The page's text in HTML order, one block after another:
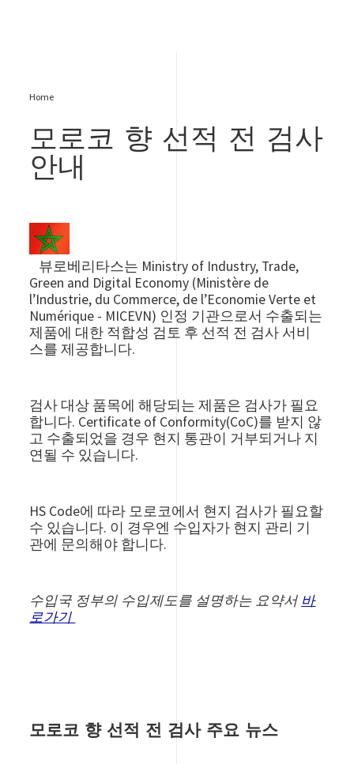
Home
모로코 향 선적 전 검사
안내
Image
뷰로베리타스는 Ministry of Industry, Trade,
Green and Digital Economy (Ministère de
l’Industrie, du Commerce, de l’Economie Verte et
Numérique - MICEVN) 인정 기관으로서 수출되는
제품에 대한 적합성 검토 후 선적 전 검사 서비
스를 제공합니다.
검사 대상 품목에 해당되는 제품은 검사가 필요
합니다. Certificate of Conformity(CoC)를 받지 않
고 수출되었을 경우 현지 통관이 거부되거나 지
연될 수 있습니다.
HS Code에 따라 모로코에서 현지 검사가 필요할
수 있습니다. 이 경우엔 수입자가 현지 관리 기
관에 문의해야 합니다.
수입국 정부의 수입제도를 설명하는 요약서 바
로가기
모로코 향 선적 전 검사 주요 뉴스